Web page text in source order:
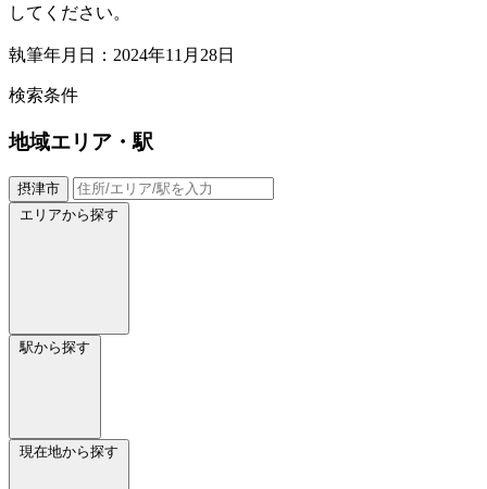
してください。
執筆年月日：2024年11月28日
検索条件
地域エリア・駅
摂津市
エリアから探す
駅から探す
現在地から探す